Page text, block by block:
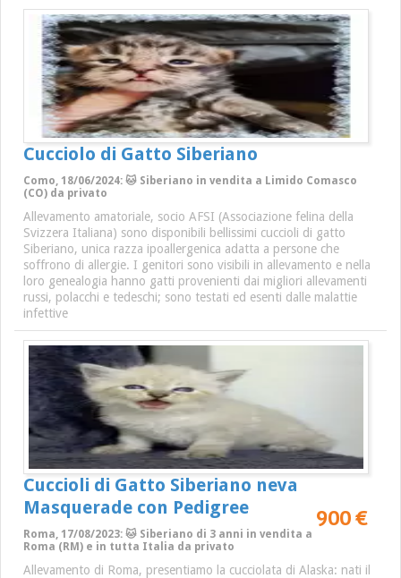
Cucciolo di Gatto Siberiano
Como, 18/06/2024: 🐱 Siberiano in vendita a Limido Comasco
(CO) da privato
Allevamento amatoriale, socio AFSI (Associazione felina della
Svizzera Italiana) sono disponibili bellissimi cuccioli di gatto
Siberiano, unica razza ipoallergenica adatta a persone che
soffrono di allergie. I genitori sono visibili in allevamento e nella
loro genealogia hanno gatti provenienti dai migliori allevamenti
russi, polacchi e tedeschi; sono testati ed esenti dalle malattie
infettive
Cuccioli di Gatto Siberiano neva
Masquerade con Pedigree
900 €
Roma, 17/08/2023: 🐱 Siberiano di 3 anni in vendita a
Roma (RM) e in tutta Italia da privato
Allevamento di Roma, presentiamo la cucciolata di Alaska: nati il